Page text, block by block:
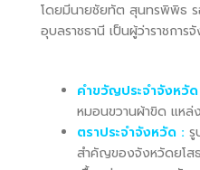
โดยมีนายชัยทัต สุนทรพิพิธ ร
อุบลราชธานี เป็นผู้ว่าราชการ
คำขวัญประจำจังหวั
หมอนขวานผ้าขิด แหล่
ตราประจำจังหวัด : รู
สำคัญของจังหวัดยโส